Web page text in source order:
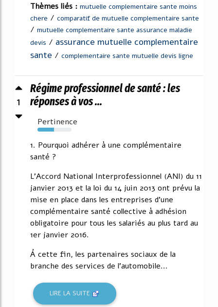
Thèmes liés : mutuelle complementaire sante moins
chere / comparatif de mutuelle complementaire sante
/ mutuelle complementaire sante assurance maladie
devis / assurance mutuelle complementaire
sante / complementaire sante mutuelle devis ligne
1
Régime professionnel de santé : les
réponses à vos ...
Pertinence
48%
1. Pourquoi adhérer à une complémentaire
santé ?
L'Accord National Interprofessionnel (ANI) du 11
janvier 2013 et la loi du 14 juin 2013 ont prévu la
mise en place dans les entreprises d'une
complémentaire santé collective à adhésion
obligatoire pour tous les salariés au plus tard au
1er janvier 2016.
Á cette fin, les partenaires sociaux de la
branche des services de l'automobile...
LIRE LA SUITE